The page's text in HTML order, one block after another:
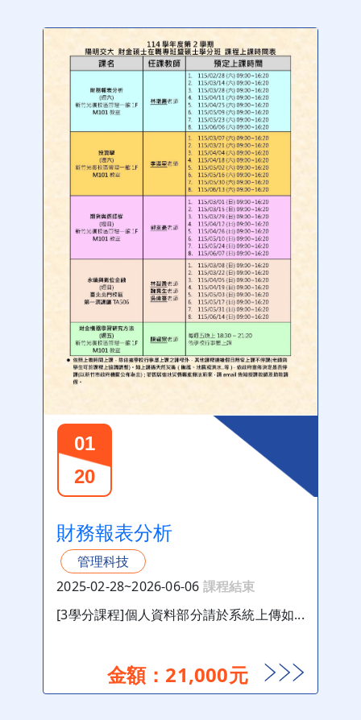
01
20
財務報表分析
管理科技
2025-02-28~2026-06-06 課程結束
[3學分課程]個人資料部分請於系統上傳如...
金額：21,000元